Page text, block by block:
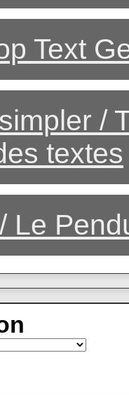
Text
/
textes
Le